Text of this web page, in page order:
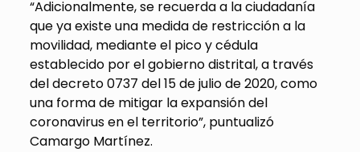
“Adicionalmente, se recuerda a la ciudadanía
que ya existe una medida de restricción a la
movilidad, mediante el pico y cédula
establecido por el gobierno distrital, a través
del decreto 0737 del 15 de julio de 2020, como
una forma de mitigar la expansión del
coronavirus en el territorio”, puntualizó
Camargo Martínez.